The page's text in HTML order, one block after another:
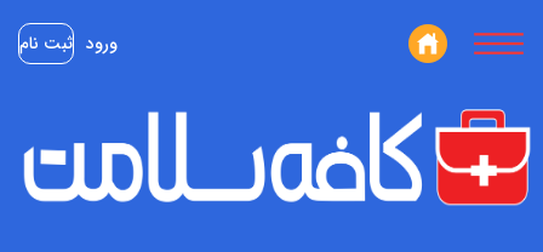
ورود ثبت نام